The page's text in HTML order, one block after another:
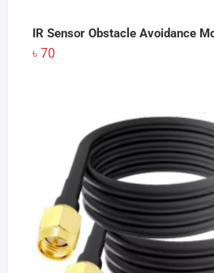
IR Sensor Obstacle Avoidance
৳ 70